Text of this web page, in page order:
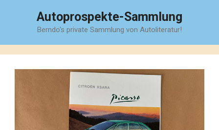
Autoprospekte-Sammlung
Berndo's private Sammlung von Autoliteratur!